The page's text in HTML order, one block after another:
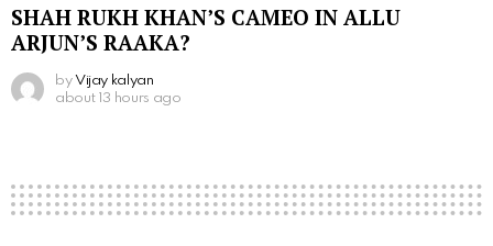
SHAH RUKH KHAN’S CAMEO IN ALLU
ARJUN’S RAAKA?
by Vijay kalyan
about 13 hours ago